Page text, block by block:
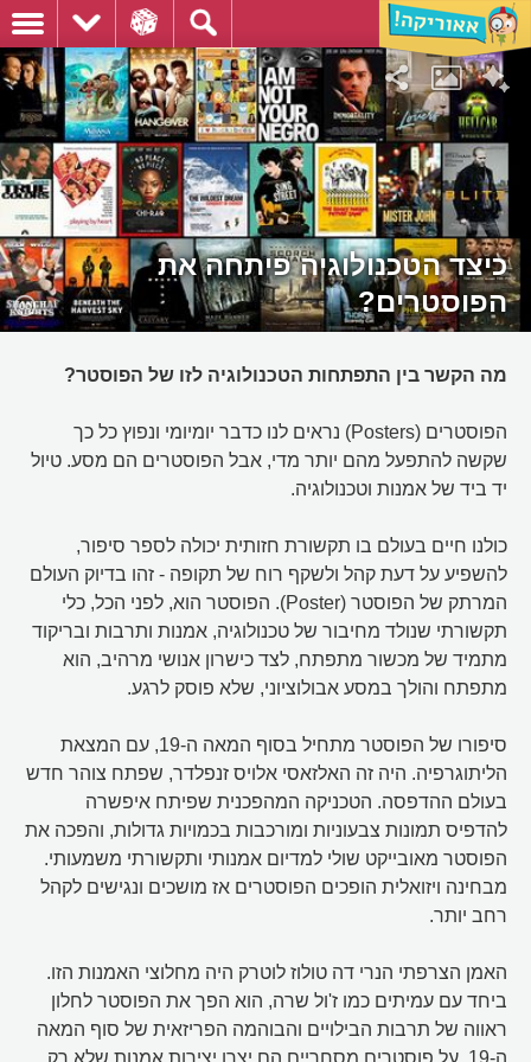
כיצד הטכנולוגיה פיתחה את
הפוסטרים?
מה הקשר בין התפתחות הטכנולוגיה לזו של הפוסטר?
הפוסטרים (Posters) נראים לנו כדבר יומיומי ונפוץ כל כך
שקשה להתפעל מהם יותר מדי, אבל הפוסטרים הם מסע. טיול
יד ביד של אמנות וטכנולוגיה.
כולנו חיים בעולם בו תקשורת חזותית יכולה לספר סיפור,
להשפיע על דעת קהל ולשקף רוח של תקופה - זהו בדיוק העולם
המרתק של הפוסטר (Poster). הפוסטר הוא, לפני הכל, כלי
תקשורתי שנולד מחיבור של טכנולוגיה, אמנות ותרבות ובריקוד
מתמיד של מכשור מתפתח, לצד כישרון אנושי מרהיב, הוא
מתפתח והולך במסע אבולוציוני, שלא פוסק לרגע.
סיפורו של הפוסטר מתחיל בסוף המאה ה-19, עם המצאת
הליתוגרפיה. היה זה האלזאסי אלויס זנפלדר, שפתח צוהר חדש
בעולם ההדפסה. הטכניקה המהפכנית שפיתח איפשרה
להדפיס תמונות צבעוניות ומורכבות בכמויות גדולות, והפכה את
הפוסטר מאובייקט שולי למדיום אמנותי ותקשורתי משמעותי.
מבחינה ויזואלית הופכים הפוסטרים אז מושכים ונגישים לקהל
רחב יותר.
האמן הצרפתי הנרי דה טולוז לוטרק היה מחלוצי האמנות הזו.
ביחד עם עמיתים כמו ז'ול שרה, הוא הפך את הפוסטר לחלון
ראווה של תרבות הבילויים והבוהמה הפריזאית של סוף המאה
ה-19. על פוסטרים מסחריים הם יצרו יצירות אמנות שלא רק